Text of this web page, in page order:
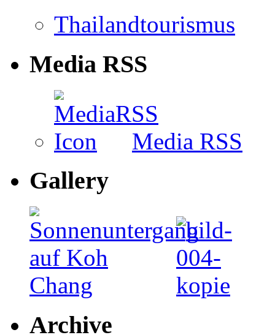
Thailandtourismus
Media RSS
Media RSS
Gallery
Archive